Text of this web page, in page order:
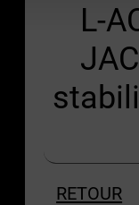
L-
RETOUR